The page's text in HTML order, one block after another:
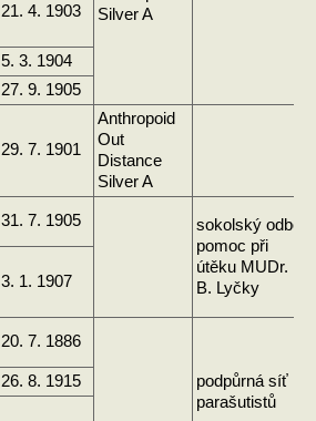
Silver A
21. 4. 1903
5. 3. 1904
27. 9. 1905
29. 7. 1901
Anthropoid
Out
Distance
Silver A
31. 7. 1905
sokolský odboj
pomoc při
útěku MUDr.
B. Lyčky
3. 1. 1907
20. 7. 1886
podpůrná síť
parašutistů
26. 8. 1915